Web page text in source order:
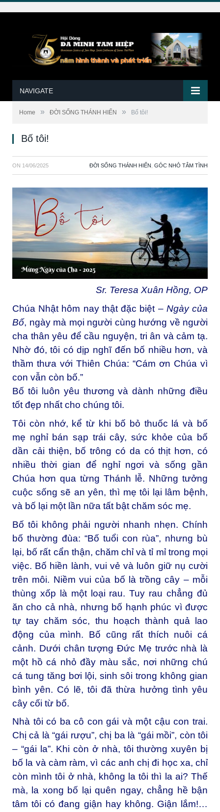
NAVIGATE
Home » ĐỜI SỐNG THÁNH HIẾN » Bố tôi!
Bố tôi!
ON 14/06/2025 ĐỜI SỐNG THÁNH HIẾN GÓC NHỎ TÂM TÌNH
Sr. Teresa Xuân Hồng, OP
Chúa Nhật hôm nay thật đặc biệt – Ngày của
Bố, ngày mà mọi người cùng hướng về người
cha thân yêu để cầu nguyện, tri ân và cảm tạ.
Nhờ đó, tôi có dịp nghĩ đến bố nhiều hơn, và
thầm thưa với Thiên Chúa: “Cám ơn Chúa vì
con vẫn còn bố.”
Bố tôi luôn yêu thương và dành những điều
tốt đẹp nhất cho chúng tôi.
Tôi còn nhớ, kể từ khi bố bỏ thuốc lá và bố
mẹ nghỉ bán sạp trái cây, sức khỏe của bố
dần cải thiện, bố trông có da có thịt hơn, có
nhiều thời gian để nghỉ ngơi và sống gần
Chúa hơn qua từng Thánh lễ. Những tưởng
cuộc sống sẽ an yên, thì mẹ tôi lại lâm bệnh,
và bố lại một lần nữa tất bật chăm sóc mẹ.
Bố tôi không phải người nhanh nhẹn. Chính
bố thường đùa: “Bố tuổi con rùa”, nhưng bù
lại, bố rất cẩn thận, chăm chỉ và tỉ mỉ trong mọi
việc. Bố hiền lành, vui vẻ và luôn giữ nụ cười
trên môi. Niềm vui của bố là trồng cây – mỗi
thùng xốp là một loại rau. Tuy rau chẳng đủ
ăn cho cả nhà, nhưng bố hạnh phúc vì được
tự tay chăm sóc, thu hoạch thành quả lao
động của mình. Bố cũng rất thích nuôi cá
cảnh. Dưới chân tượng Đức Mẹ trước nhà là
một hồ cá nhỏ đầy màu sắc, nơi những chú
cá tung tăng bơi lội, sinh sôi trong không gian
bình yên. Có lẽ, tôi đã thừa hưởng tình yêu
cây cối từ bố.
Nhà tôi có ba cô con gái và một cậu con trai.
Chị cả là “gái rượu”, chị ba là “gái mồi”, còn tôi
– “gái la”. Khi còn ở nhà, tôi thường xuyên bị
bố la và càm ràm, vì các anh chị đi học xa, chỉ
còn mình tôi ở nhà, không la tôi thì la ai? Thế
mà, la xong bố lại quên ngay, chẳng hề bận
tâm tôi có đang giận hay không. Giận lắm!…